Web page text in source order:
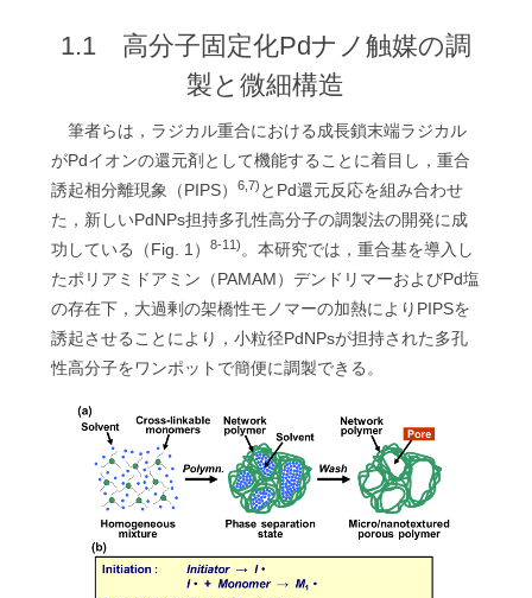
1.1 高分子固定化Pdナノ触媒の調
製と微細構造
筆者らは，ラジカル重合における成長鎖末端ラジカル
がPdイオンの還元剤として機能することに着目し，重合
誘起相分離現象（PIPS）
6,7) とPd還元反応を組み合わせ
た，新しいPdNPs担持多孔性高分子の調製法の開発に成
功している（Fig. 1）
8-11) 。本研究では，重合基を導入し
たポリアミドアミン（PAMAM）デンドリマーおよびPd塩
の存在下，大過剰の架橋性モノマーの加熱によりPIPSを
誘起させることにより，小粒径PdNPsが担持された多孔
性高分子をワンポットで簡便に調製できる。